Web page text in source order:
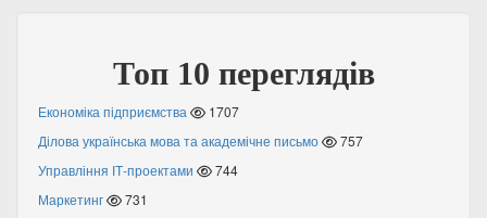
Топ 10 переглядів
Економіка підприємства
1707
Ділова українська мова та академічне письмо
757
Управління ІТ-проектами
744
Маркетинг
731